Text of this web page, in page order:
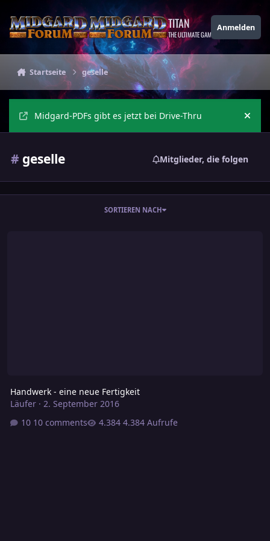
TITAN
THE ULTIMATE GAMING THEME
Anmelden
Startseite geselle
Midgard-PDFs gibt es jetzt bei Drive-Thru
# geselle Mitglieder, die folgen
SORTIEREN NACH
Handwerk - eine neue Fertigkeit
Läufer· 2. September 2016
10 comments
4.384 Aufrufe